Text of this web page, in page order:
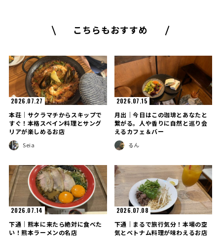
こちらもおすすめ
2026.07.27
本荘｜サクラマチからスキップで
すぐ！本格スペイン料理とサング
リアが楽しめるお店
Seia
2026.07.15
月出｜今日はこの珈琲とあなたと
繋がる。人や香りに自然と巡り会
えるカフェ＆バー
るん
2026.07.14
下通｜熊本に来たら絶対に食べた
い！熊本ラーメンの名店
2026.07.08
下通｜まるで旅行気分！本場の空
気とベトナム料理が味わえるお店